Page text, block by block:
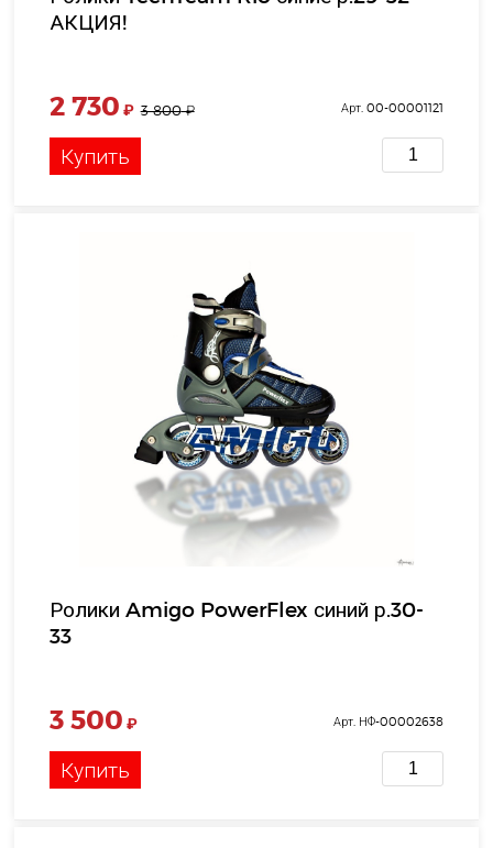
АКЦИЯ!
2 730 ₽ 3 800₽ Арт. 00-00001121
Купить
Ролики Amigo PowerFlex синий р.30-
33
3 500 ₽ Арт. НФ-00002638
Купить